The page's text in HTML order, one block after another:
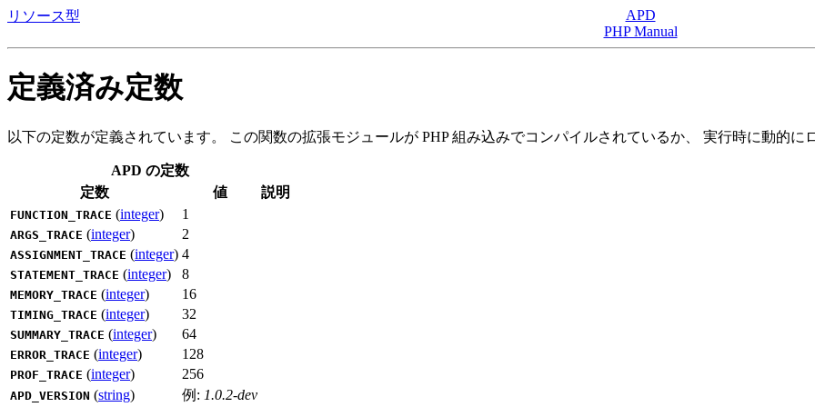
リソース型
APD
PHP Manual
定義済み定数
以下の定数が定義されています。 この関数の拡張モジュールが PHP 組み込みでコンパイルされているか、 実行時に動的
APD の定数
定数
値 説明
FUNCTION_TRACE (integer) 1
ARGS_TRACE (integer) 2
ASSIGNMENT_TRACE (integer) 4
STATEMENT_TRACE (integer) 8
MEMORY_TRACE (integer) 16
TIMING_TRACE (integer) 32
SUMMARY_TRACE (integer) 64
ERROR_TRACE (integer) 128
PROF_TRACE (integer) 256
APD_VERSION (string) 例: 1.0.2-dev